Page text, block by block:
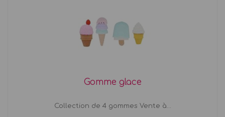
Gomme glace
Collection de 4 gommes Vente à...